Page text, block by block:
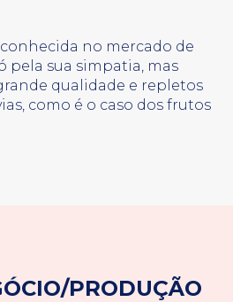
no mercado de
pela sua simpatia, mas
qualidade e repletos
como é o caso dos frutos
PRODUÇÃO